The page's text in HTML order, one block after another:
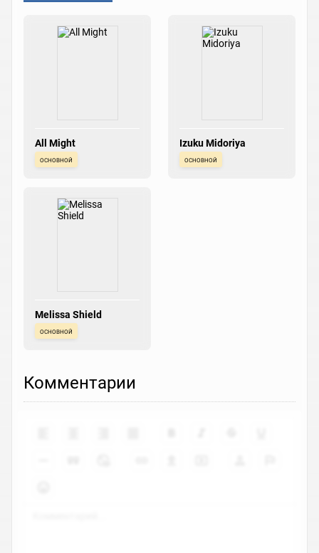
All Might
основной
Izuku Midoriya
основной
Melissa Shield
основной
Комментарии